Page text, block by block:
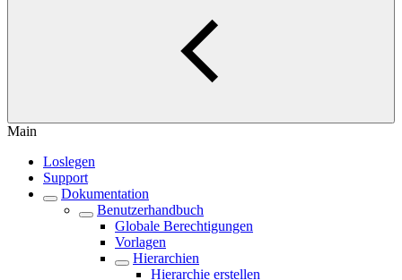
Main
Loslegen
Support
Dokumentation
Benutzerhandbuch
Globale Berechtigungen
Vorlagen
Hierarchien
Hierarchie erstellen